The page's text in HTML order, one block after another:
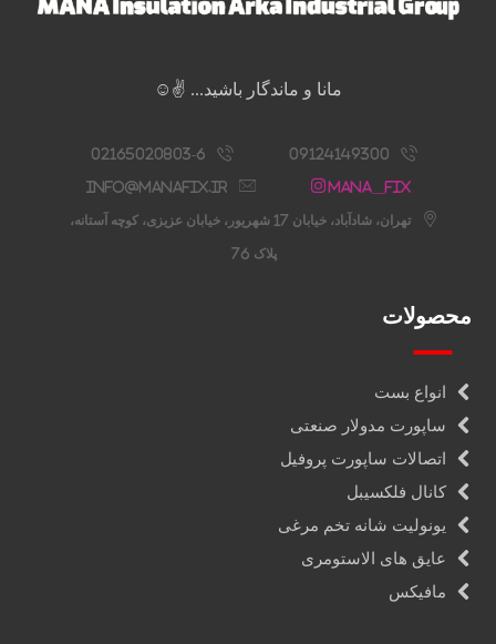
مانا و ماندگار باشید... ✌️☺️
09124149300
02165020803-6
Mana__fix
info@manafix.ir
تهران، شادآباد، خیابان 17 شهریور، خیابان عزیزی، کوچه آستانه،
پلاک 76
محصولات
انواع بست
ساپورت مدولار صنعتی
اتصالات ساپورت پروفیل
کانال فلکسیبل
یونولیت شانه تخم مرغی
عایق های الاستومری
مافیکس